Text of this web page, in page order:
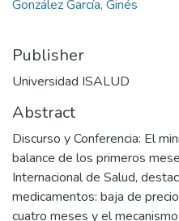
González García, Ginés
Publisher
Universidad ISALUD
Abstract
Discurso y Conferencia: El
balance de los primeros
Internacional de Salud,
medicamentos: baja de
cuatro meses y el